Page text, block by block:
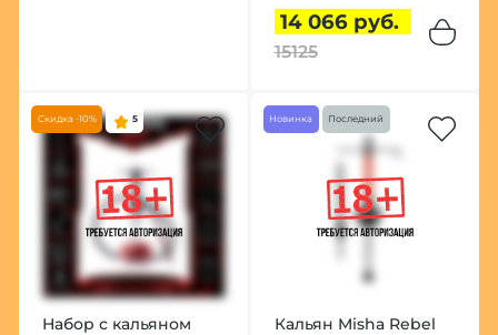
14 066 руб.
15125
Скидка -10% 5
Набор с кальяном
Новинка Последний
Кальян Misha Rebel